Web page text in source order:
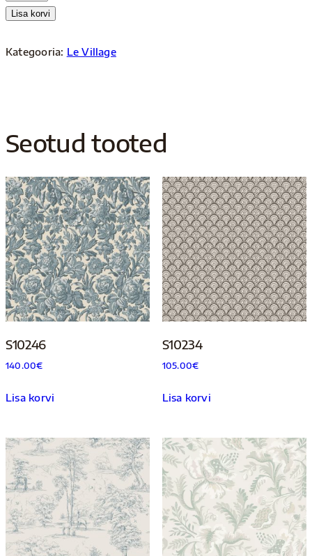
kogus
Lisa korvi
Kategooria: Le Village
Seotud tooted
S10246
140.00€
Lisa korvi
S10234
105.00€
Lisa korvi